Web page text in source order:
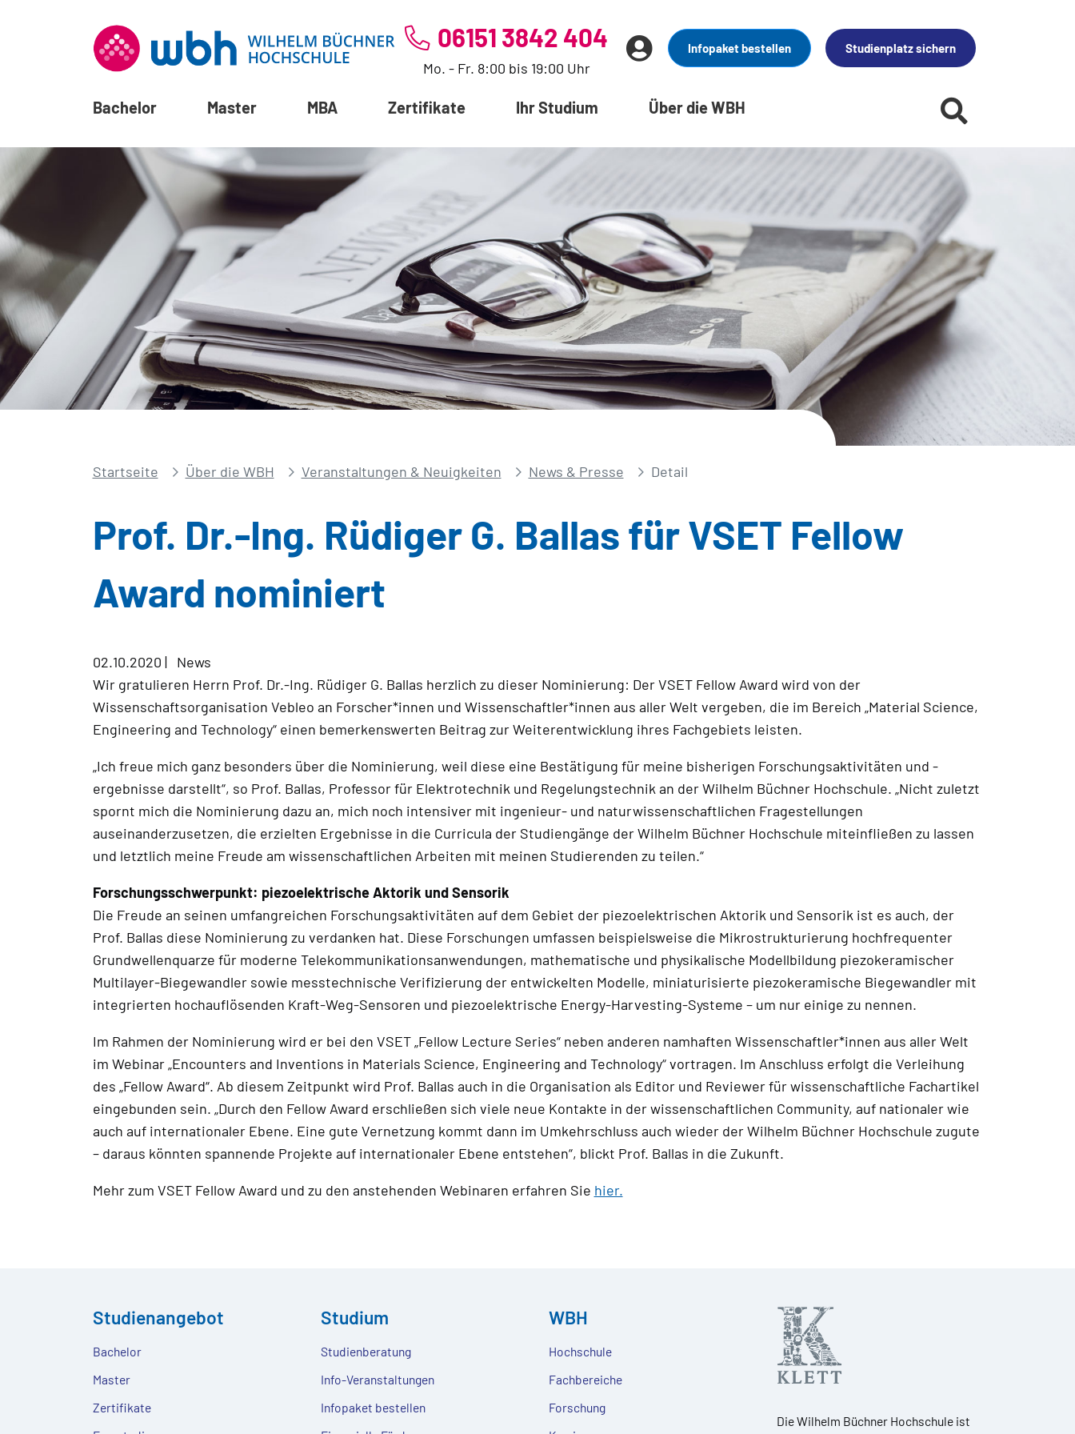
06151 3842 404
Mo. - Fr. 8:00 bis 19:00 Uhr
Infopaket bestellen Studienplatz sichern
Bachelor Master MBA Zertifikate Ihr Studium Über die WBH
Startseite Über die WBH Veranstaltungen & Neuigkeiten News & Presse Detail
Prof. Dr.-Ing. Rüdiger G. Ballas für VSET Fellow
Award nominiert
02.10.2020 | News
Wir gratulieren Herrn Prof. Dr.-Ing. Rüdiger G. Ballas herzlich zu dieser Nominierung: Der VSET Fellow Award wird von der
Wissenschaftsorganisation Vebleo an Forscher*innen und Wissenschaftler*innen aus aller Welt vergeben, die im Bereich „Material Science,
Engineering and Technology“ einen bemerkenswerten Beitrag zur Weiterentwicklung ihres Fachgebiets leisten.
„Ich freue mich ganz besonders über die Nominierung, weil diese eine Bestätigung für meine bisherigen Forschungsaktivitäten und -
ergebnisse darstellt“, so Prof. Ballas, Professor für Elektrotechnik und Regelungstechnik an der Wilhelm Büchner Hochschule. „Nicht zuletzt
spornt mich die Nominierung dazu an, mich noch intensiver mit ingenieur- und naturwissenschaftlichen Fragestellungen
auseinanderzusetzen, die erzielten Ergebnisse in die Curricula der Studiengänge der Wilhelm Büchner Hochschule miteinfließen zu lassen
und letztlich meine Freude am wissenschaftlichen Arbeiten mit meinen Studierenden zu teilen.“
Forschungsschwerpunkt: piezoelektrische Aktorik und Sensorik
Die Freude an seinen umfangreichen Forschungsaktivitäten auf dem Gebiet der piezoelektrischen Aktorik und Sensorik ist es auch, der
Prof. Ballas diese Nominierung zu verdanken hat. Diese Forschungen umfassen beispielsweise die Mikrostrukturierung hochfrequenter
Grundwellenquarze für moderne Telekommunikationsanwendungen, mathematische und physikalische Modellbildung piezokeramischer
Multilayer-Biegewandler sowie messtechnische Verifizierung der entwickelten Modelle, miniaturisierte piezokeramische Biegewandler mit
integrierten hochauflösenden Kraft-Weg-Sensoren und piezoelektrische Energy-Harvesting-Systeme – um nur einige zu nennen.
Im Rahmen der Nominierung wird er bei den VSET „Fellow Lecture Series“ neben anderen namhaften Wissenschaftler*innen aus aller Welt
im Webinar „Encounters and Inventions in Materials Science, Engineering and Technology“ vortragen. Im Anschluss erfolgt die Verleihung
des „Fellow Award“. Ab diesem Zeitpunkt wird Prof. Ballas auch in die Organisation als Editor und Reviewer für wissenschaftliche Fachartikel
eingebunden sein. „Durch den Fellow Award erschließen sich viele neue Kontakte in der wissenschaftlichen Community, auf nationaler wie
auch auf internationaler Ebene. Eine gute Vernetzung kommt dann im Umkehrschluss auch wieder der Wilhelm Büchner Hochschule zugute
– daraus könnten spannende Projekte auf internationaler Ebene entstehen“, blickt Prof. Ballas in die Zukunft.
Mehr zum VSET Fellow Award und zu den anstehenden Webinaren erfahren Sie hier.
Studienangebot
Bachelor
Master
Zertifikate
Studium
Studienberatung
Info-Veranstaltungen
Infopaket bestellen
WBH
Hochschule
Fachbereiche
Forschung
Die Wilhelm Büchner Hochschule ist